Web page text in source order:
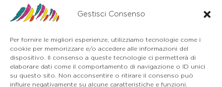
Gestisci Consenso
Per fornire le migliori esperienze, utilizziamo tecnologie come i
cookie per memorizzare e/o accedere alle informazioni del
dispositivo. Il consenso a queste tecnologie ci permetterà di
elaborare dati come il comportamento di navigazione o ID unici
su questo sito. Non acconsentire o ritirare il consenso può
influire negativamente su alcune caratteristiche e funzioni.
Auronzo di Cadore
Via Unione, 21/B
32041 Auronzo di Cadore (BL)
E-mail. auronzo@dolomitica.it
Cortina d'Ampezzo
32043 Cortina d'Ampezzo (BL)
Tel. 0436 4127
E-mail. pieve@dolomitica.it